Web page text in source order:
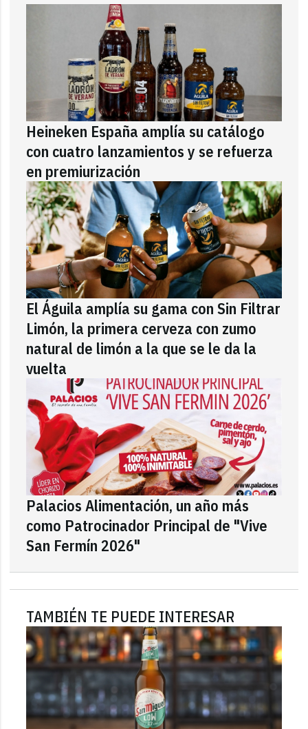
Heineken España amplía su catálogo
con cuatro lanzamientos y se refuerza
en premiurización
El Águila amplía su gama con Sin Filtrar
Limón, la primera cerveza con zumo
natural de limón a la que se le da la
vuelta
Palacios Alimentación, un año más
como Patrocinador Principal de "Vive
San Fermín 2026"
TAMBIÉN TE PUEDE INTERESAR